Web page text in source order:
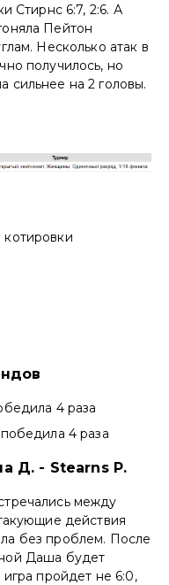
Стирнс 6:7, 2:6. А
Пейтон
Несколько атак в
получилось, но
сильнее на 2 головы.
4 раза
4 раза
Д. - Stearns P.
между
действия
без проблем. После
Даша будет
пройдет не 6:0,